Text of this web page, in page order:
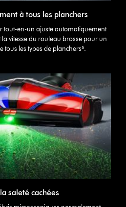
à tous les planchers
tout-en-un ajuste automatiquement
la vitesse du rouleau brosse pour un
les types de planchers⁵.
saleté cachées